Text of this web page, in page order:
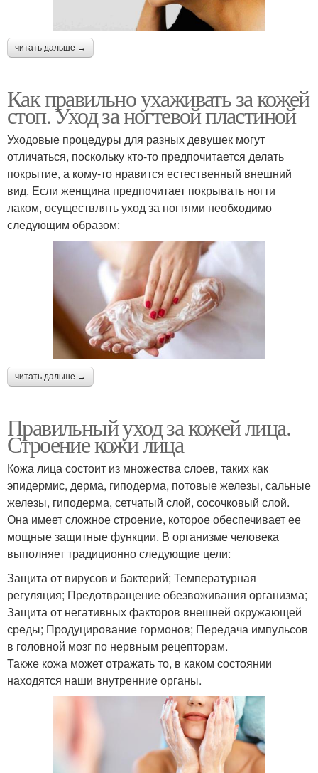
читать дальше →
Как правильно ухаживать за кожей
стоп. Уход за ногтевой пластиной
Уходовые процедуры для разных девушек могут
отличаться, поскольку кто-то предпочитается делать
покрытие, а кому-то нравится естественный внешний
вид. Если женщина предпочитает покрывать ногти
лаком, осуществлять уход за ногтями необходимо
следующим образом:
читать дальше →
Правильный уход за кожей лица.
Строение кожи лица
Кожа лица состоит из множества слоев, таких как
эпидермис, дерма, гиподерма, потовые железы, сальные
железы, гиподерма, сетчатый слой, сосочковый слой.
Она имеет сложное строение, которое обеспечивает ее
мощные защитные функции. В организме человека
выполняет традиционно следующие цели:
Защита от вирусов и бактерий; Температурная
регуляция; Предотвращение обезвоживания организма;
Защита от негативных факторов внешней окружающей
среды; Продуцирование гормонов; Передача импульсов
в головной мозг по нервным рецепторам.
Также кожа может отражать то, в каком состоянии
находятся наши внутренние органы.